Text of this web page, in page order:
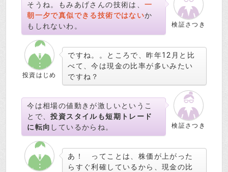
検証さつき
そうね。もみあげさんの技術は、一
朝一夕で真似できる技術ではないか
もしれないわ。
投資はじめ
ですね。。ところで、昨年12月と比
べて、今は現金の比率が多いみたい
ですね？
検証さつき
今は相場の値動きが激しいというこ
とで、投資スタイルも短期トレード
に転向 しているからね。
あ！ ってことは、株価が上がった
らすぐ利確しているから、現金の比